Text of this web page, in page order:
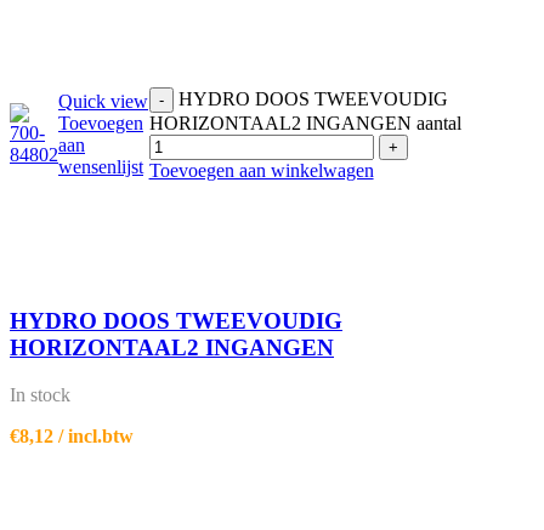
Quick view
Toevoegen
aan
wensenlijst
-
HYDRO DOOS TWEEVOUDIG
HORIZONTAAL2 INGANGEN aantal
+
Toevoegen aan winkelwagen
HYDRO DOOS TWEEVOUDIG
HORIZONTAAL2 INGANGEN
In stock
€8,12 / incl.btw